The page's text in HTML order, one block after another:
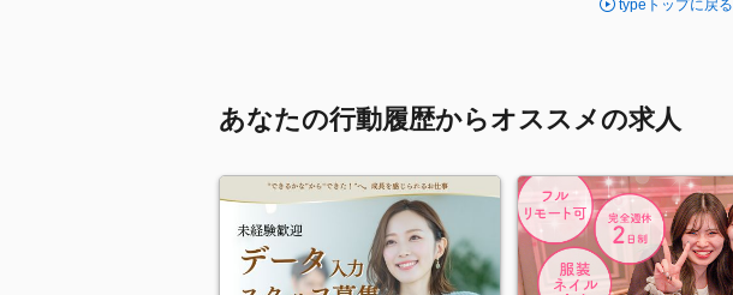
typeトップに戻る
あなたの行動履歴からオススメの求人